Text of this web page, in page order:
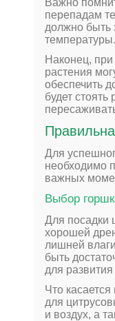
Важно
перепадам
должно быть
температуры.
Наконец,
растения
обеспечить
будет
Для
необходимо
важных
Выбор
Для посадки
хорошей
лишней
быть
для
Что
для
и воздух, а